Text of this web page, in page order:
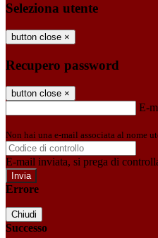
Seleziona utente
button close ×
Recupero password
button close ×
E-
Non hai una e-mail associata al nome
E-mail inviata, si prega di
Errore
Chiudi
Successo